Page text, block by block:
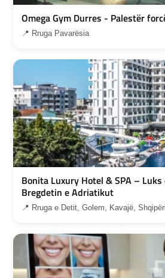
Omega Gym Durres - Palestër
📍 Rruga Pavarësia
Bonita Luxury Hotel & SPA –
Bregdetin e Adriatikut
📍 Rruga e Detit, Golem, Kavajë, Shqipëri